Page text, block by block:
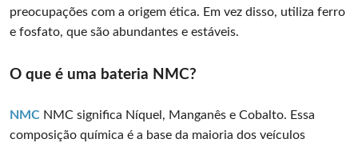
preocupações com a origem ética. Em vez disso, utiliza ferro
e fosfato, que são abundantes e estáveis.
O que é uma bateria NMC?
NMC NMC significa Níquel, Manganês e Cobalto. Essa
composição química é a base da maioria dos veículos